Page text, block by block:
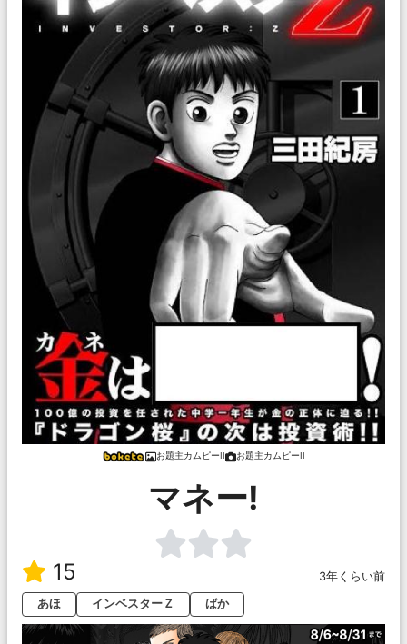
お題主カムピーII お題主カムピーII
マネー!
15
3年くらい前
あほ
インベスターＺ ばか